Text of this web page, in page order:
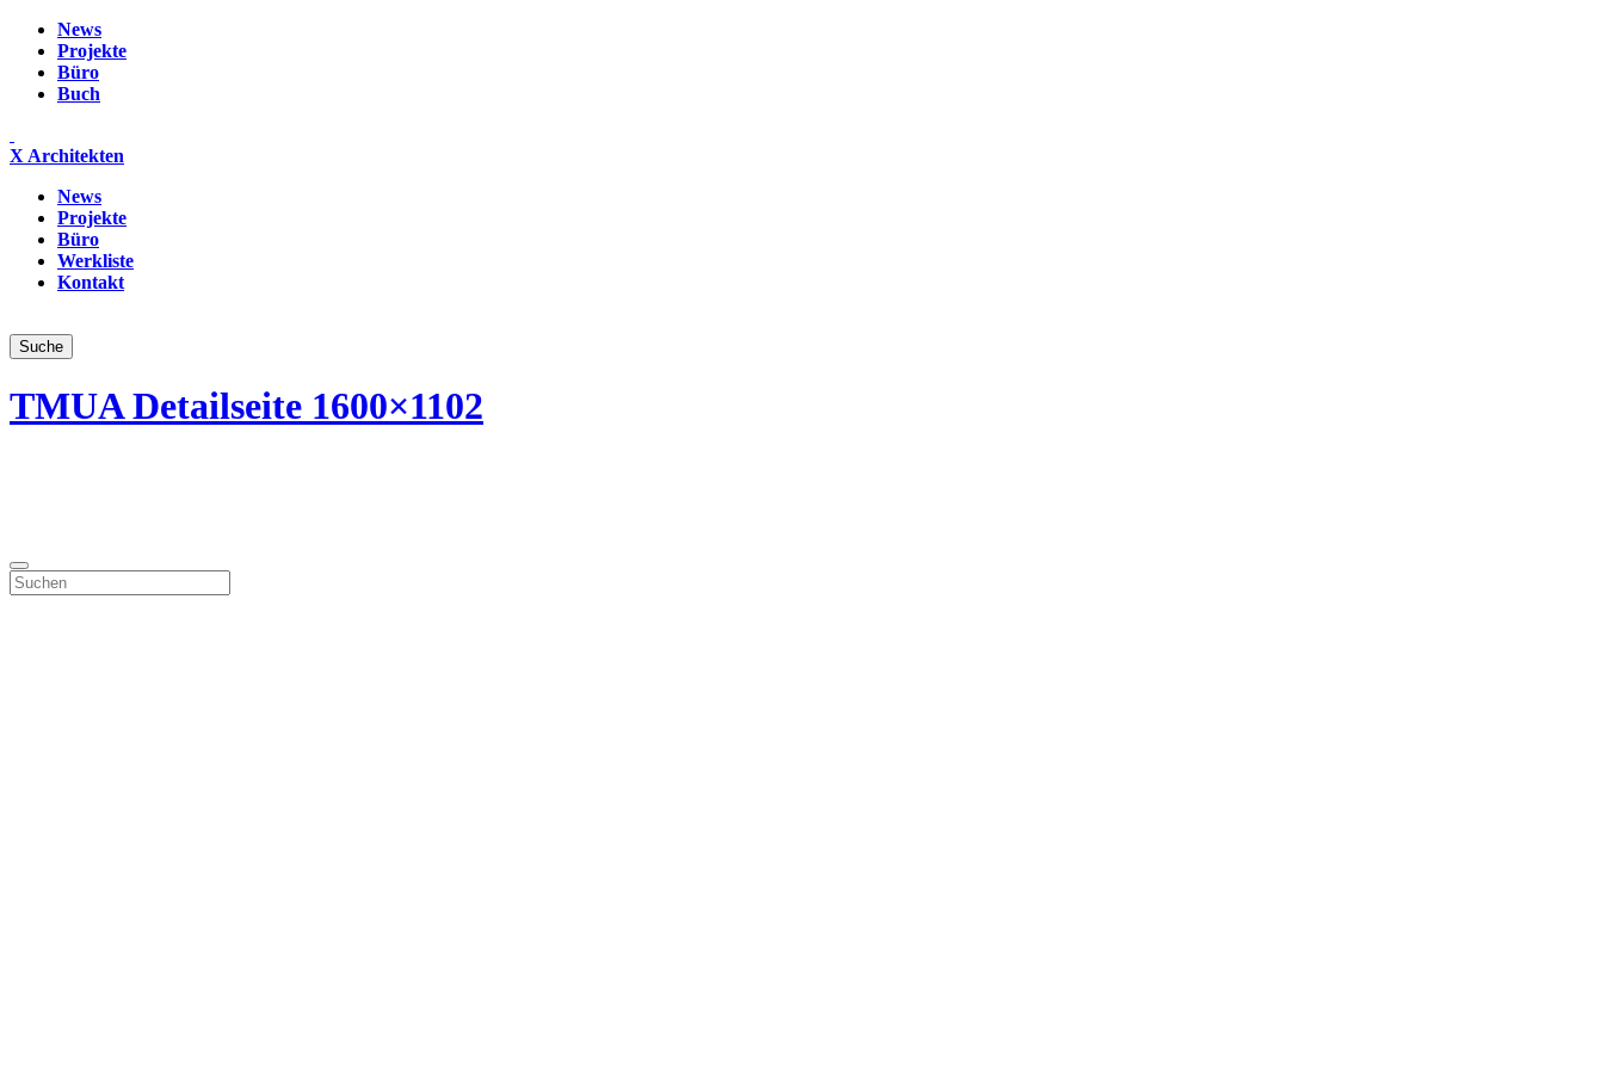
News
Projekte
Büro
Buch
X Architekten
News
Projekte
Büro
Werkliste
Kontakt
TMUA Detailseite 1600×1102